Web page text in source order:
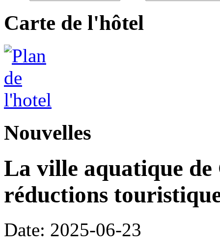
Carte de l'hôtel
Nouvelles
La ville aquatique de
réductions
Date: 2025-06-23